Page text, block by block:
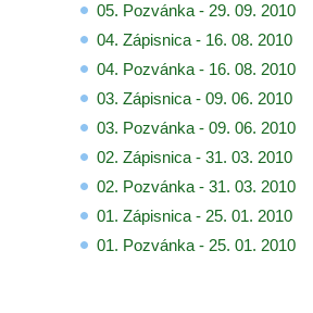
05. Pozvánka - 29. 09. 2010
04. Zápisnica - 16. 08. 2010
04. Pozvánka - 16. 08. 2010
03. Zápisnica - 09. 06. 2010
03. Pozvánka - 09. 06. 2010
02. Zápisnica - 31. 03. 2010
02. Pozvánka - 31. 03. 2010
01. Zápisnica - 25. 01. 2010
01. Pozvánka - 25. 01. 2010